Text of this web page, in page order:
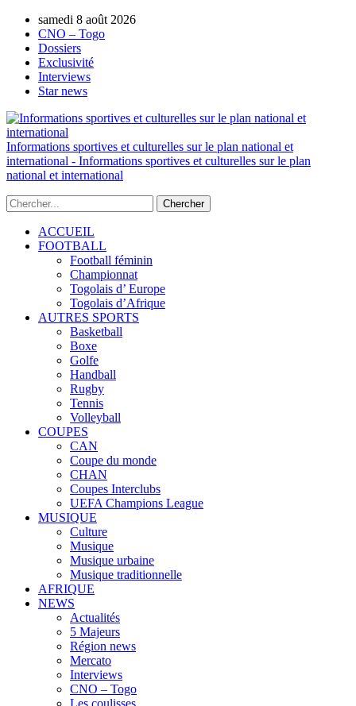
samedi 8 août 2026
CNO – Togo
Dossiers
Exclusivité
Interviews
Star news
Informations sportives et culturelles sur le plan national et
international - Informations sportives et culturelles sur le plan
national et international
ACCUEIL
FOOTBALL
Football féminin
Championnat
Togolais d’ Europe
Togolais d’Afrique
AUTRES SPORTS
Basketball
Boxe
Golfe
Handball
Rugby
Tennis
Volleyball
COUPES
CAN
Coupe du monde
CHAN
Coupes Interclubs
UEFA Champions League
MUSIQUE
Culture
Musique
Musique urbaine
Musique traditionnelle
AFRIQUE
NEWS
Actualités
5 Majeurs
Région news
Mercato
Interviews
CNO – Togo
Les coulisses
AUTORISATION DE LA HAAC N°0134/HAAC/12-